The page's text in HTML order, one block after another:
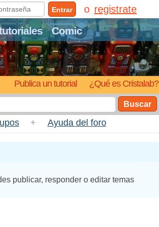
Comic
Publica un tutorial ¿Qué es Cristalab?
Entrar registrate
Buscar
+ Ayuda del foro
publicar, responder o editar temas